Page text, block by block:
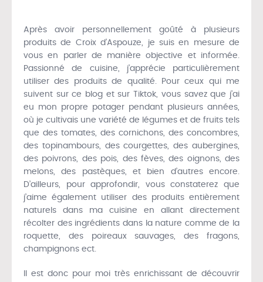
Après avoir personnellement goûté à plusieurs
produits de Croix d’Aspouze, je suis en mesure de
vous en parler de manière objective et informée.
Passionné de cuisine, j’apprécie particulièrement
utiliser des produits de qualité. Pour ceux qui me
suivent sur ce blog et sur Tiktok, vous savez que j’ai
eu mon propre potager pendant plusieurs années,
où je cultivais une variété de légumes et de fruits tels
que des tomates, des cornichons, des concombres,
des topinambours, des courgettes, des aubergines,
des poivrons, des pois, des fèves, des oignons, des
melons, des pastèques, et bien d’autres encore.
D’ailleurs, pour approfondir, vous constaterez que
j’aime également utiliser des produits entièrement
naturels dans ma cuisine en allant directement
récolter des ingrédients dans la nature comme de la
roquette, des poireaux sauvages, des fragons,
champignons ect.
Il est donc pour moi très enrichissant de découvrir